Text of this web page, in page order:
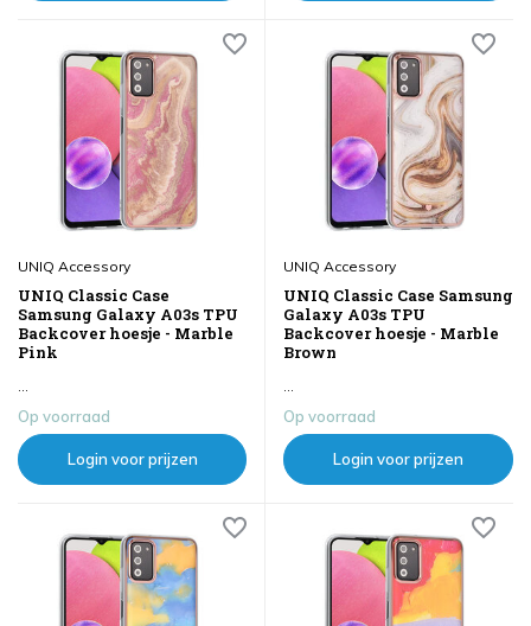
UNIQ Accessory
UNIQ Classic Case
Samsung Galaxy A03s TPU
Backcover hoesje - Marble
Pink
Op voorraad
Login voor prijzen
UNIQ Accessory
UNIQ Classic Case Samsung
Galaxy A03s TPU
Backcover hoesje - Marble
Brown
...
Op voorraad
Login voor prijzen